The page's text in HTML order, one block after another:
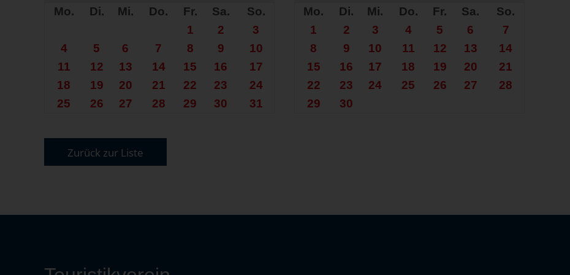
Mo.
Di. Mi. Do. Fr. Sa.
So.
1
2
3
4
5 6 7 8 9
10
11
12 13 14 15 16
17
18
19 20 21 22 23
24
25
26 27 28 29 30 31
Mo.
Di. Mi. Do. Fr. Sa.
So.
1
2 3 4 5 6
7
8
9 10 11 12 13
14
15
16 17 18 19 20
21
22
23 24 25 26 27
28
29
30
Zurück zur Liste